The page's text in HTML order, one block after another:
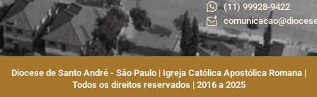
(11) 99928-9422
Diocese de Santo André - São Paulo | Igreja Católica Apostólica Romana |
Todos os direitos reservados | 2016 a 2025